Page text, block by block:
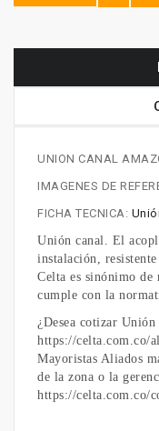
UNION CANAL
IMAGENES DE
FICHA TECNICA:
Unión canal. El
instalación,
Celta es sinónimo de
cumple con la
¿Desea cotizar
https://celta.com.co/
Mayoristas Aliados
de la zona o la
https://celta.com.co/